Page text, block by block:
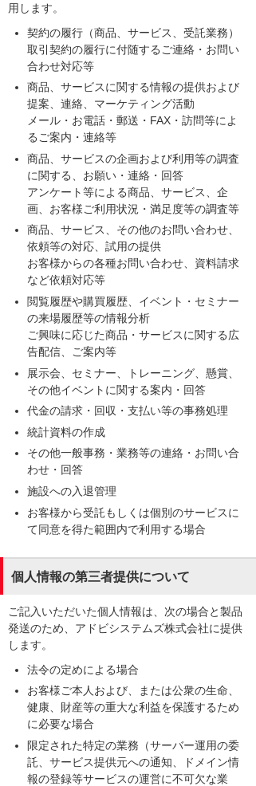
用します。
契約の履行（商品、サービス、受託業務）
取引契約の履行に付随するご連絡・お問い
合わせ対応等
商品、サービスに関する情報の提供および
提案、連絡、マーケティング活動
メール・お電話・郵送・FAX・訪問等によ
るご案内・連絡等
商品、サービスの企画および利用等の調査
に関する、お願い・連絡・回答
アンケート等による商品、サービス、企
画、お客様ご利用状況・満足度等の調査等
商品、サービス、その他のお問い合わせ、
依頼等の対応、試用の提供
お客様からの各種お問い合わせ、資料請求
など依頼対応等
閲覧履歴や購買履歴、イベント・セミナー
の来場履歴等の情報分析
ご興味に応じた商品・サービスに関する広
告配信、ご案内等
展示会、セミナー、トレーニング、懸賞、
その他イベントに関する案内・回答
代金の請求・回収・支払い等の事務処理
統計資料の作成
その他一般事務・業務等の連絡・お問い合
わせ・回答
施設への入退管理
お客様から受託もしくは個別のサービスに
て同意を得た範囲内で利用する場合
個人情報の第三者提供について
ご記入いただいた個人情報は、次の場合と製品
発送のため、アドビシステムズ株式会社に提供
します。
法令の定めによる場合
お客様ご本人および、または公衆の生命、
健康、財産等の重大な利益を保護するため
に必要な場合
限定された特定の業務（サーバー運用の委
託、サービス提供元への通知、ドメイン情
報の登録等サービスの運営に不可欠な業